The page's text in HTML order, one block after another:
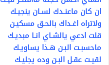
ان كان ماعنـدك لسـان ينجيـك
ولاتراه اغـداك بالحـق مسكيـن
قلت ادعي يالشـاي انـا مبديـك
ماحسبـت البـن هـذا يساويـك
لقيـت عقـل البـن وده يجليـك